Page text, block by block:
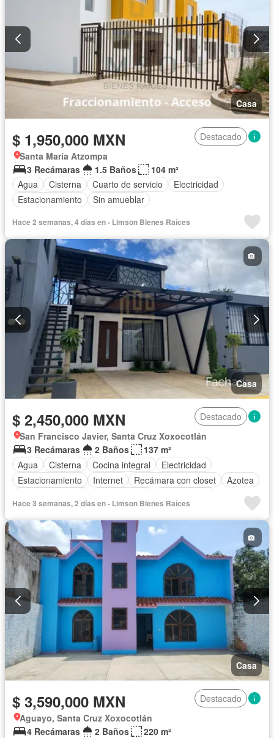
Casa
$ 1,950,000 MXN
Destacado
Santa María Atzompa
3 Recámaras
1.5 Baños
104 m²
Agua
Cisterna Cuarto de servicio
Electricidad
Estacionamiento
Sin amueblar
Hace 2 semanas, 4 días en - Limson Bienes Raíces
Casa
$ 2,450,000 MXN
Destacado
San Francisco Javier, Santa Cruz Xoxocotlán
3 Recámaras
2 Baños
137 m²
Agua
Cisterna Cocina integral
Electricidad
Estacionamiento
Internet Recámara con closet
Azotea
Hace 3 semanas, 2 días en - Limson Bienes Raíces
Casa
$ 3,590,000 MXN
Destacado
Aguayo, Santa Cruz Xoxocotlán
4 Recámaras
2 Baños
220 m²